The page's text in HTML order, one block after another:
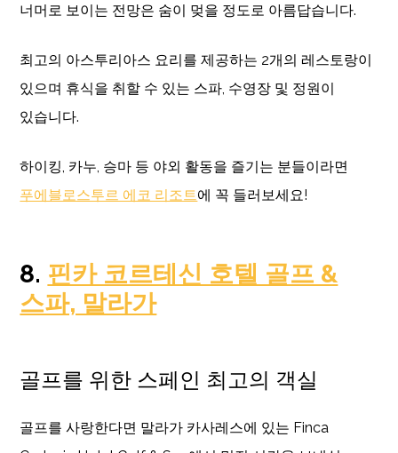
너머로 보이는 전망은 숨이 멎을 정도로 아름답습니다.
최고의 아스투리아스 요리를 제공하는 2개의 레스토랑이
있으며 휴식을 취할 수 있는 스파, 수영장 및 정원이
있습니다.
하이킹, 카누, 승마 등 야외 활동을 즐기는 분들이라면
푸에블로스투르 에코 리조트에 꼭 들러보세요!
8. 핀카 코르테신 호텔 골프 &
스파, 말라가
골프를 위한 스페인 최고의 객실
골프를 사랑한다면 말라가 카사레스에 있는 Finca